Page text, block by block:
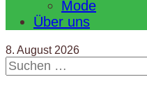
Mode
Über uns
8. August 2026
Suchen
nach: